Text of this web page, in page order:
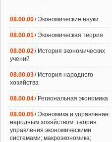
08.00.00/ Экономические науки
08.00.01/ Экономическая теория
08.00.02/ История экономических
учений
08.00.03/ История народного
хозяйства
08.00.04/ Региональная экономика
08.00.05/ Экономика и управление
народным хозяйством: теория
управления экономическими
системами; макроэкономика;